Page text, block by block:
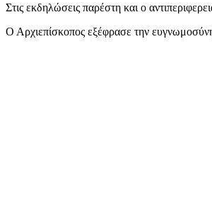
Στις εκδηλώσεις παρέστη και ο
Ο Αρχιεπίσκοπος εξέφρασε την